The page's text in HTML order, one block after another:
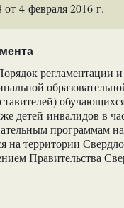
4 февраля 2016 г.
регламентации
детей-инвалидов в
программам
на территории
Правительства